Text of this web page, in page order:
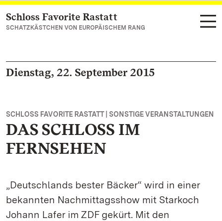
Zum Hauptinhalt springen
Schloss Favorite Rastatt
SCHATZKÄSTCHEN VON EUROPÄISCHEM RANG
Dienstag, 22. September 2015
SCHLOSS FAVORITE RASTATT | SONSTIGE VERANSTALTUNGEN
DAS SCHLOSS IM
FERNSEHEN
„Deutschlands bester Bäcker“ wird in einer
bekannten Nachmittagsshow mit Starkoch
Johann Lafer im ZDF gekürt. Mit den